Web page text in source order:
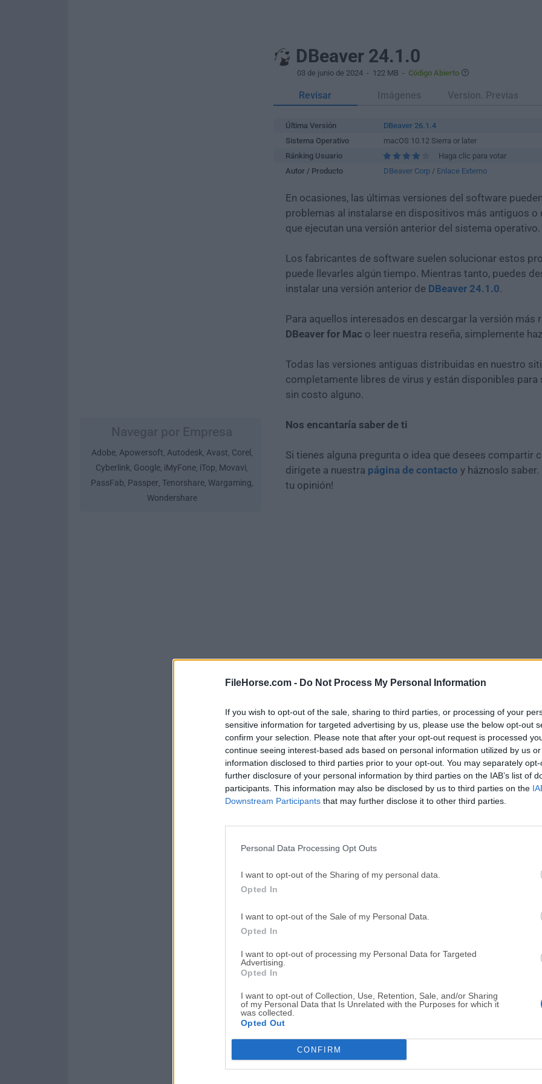
FileHorse.com - Do Not Process My Personal Information
If you wish to opt-out of the sale, sharing to third parties, or processing of your
sensitive information for targeted advertising by us, please use the below opt-out
confirm your selection. Please note that after your opt-out request is processed
continue seeing interest-based ads based on personal information utilized by us
information disclosed to third parties prior to your opt-out. You may separately
further disclosure of your personal information by third parties on the IAB’s list of
participants. This information may also be disclosed by us to third parties on the
Downstream Participants that may further disclose it to other third parties.
Personal Data Processing Opt Outs
I want to opt-out of the Sharing of my personal data.
Opted In
I want to opt-out of the Sale of my Personal Data.
Opted In
I want to opt-out of processing my Personal Data for Targeted
Advertising.
Opted In
I want to opt-out of Collection, Use, Retention, Sale, and/or Sharing
of my Personal Data that Is Unrelated with the Purposes for which it
was collected.
Opted Out
CONFIRM
Adobe, Apowersoft, Autodesk, Avast, Corel ,
Cyberlink, Google, iMyFone, iTop, Movavi,
PassFab, Passper, Tenorshare, Wargaming,
Wondershare
DBeaver 24.1.0
03 de junio de 2024 - 122 MB - Código Abierto
Revisar Imágenes Version. Previas
Última Versión
DBeaver 26.1.4
Sistema Operativo
macOS 10.12 Sierra or later
Ránking Usuario
Haga clic para votar
Autor / Producto
DBeaver Corp / Enlace Externo
En ocasiones, las últimas versiones del software
problemas al instalarse en dispositivos más antiguos
que ejecutan una versión anterior del sistema operativo.
Los fabricantes de software suelen solucionar estos
puede llevarles algún tiempo. Mientras tanto, puedes
instalar una versión anterior de DBeaver 24.1.0.
Para aquellos interesados en descargar la versión más
DBeaver for Mac o leer nuestra reseña, simplemente haz
Todas las versiones antiguas distribuidas en nuestro
completamente libres de virus y están disponibles para
sin costo alguno.
Nos encantaría saber de ti
Si tienes alguna pregunta o idea que desees compartir
dirígete a nuestra página de contacto y háznoslo saber.
tu opinión!
Descargar DBeaver 24.1.0
¿Por qué se publica esta aplicación en FileHorse? ( Más
Imágenes
Top Descargas
Opera 134.0 Build 5954.46 Adobe Photoshop CC 2026
OKX - Buy Bitcoin or Ethereum
Adobe Acrobat Pro 2026.001.21771 Cleamio 3.4.0
Malwarebytes 5.25.2 TradingView - Track All